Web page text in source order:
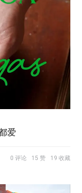
爱
0 评论 15 赞 19 收藏